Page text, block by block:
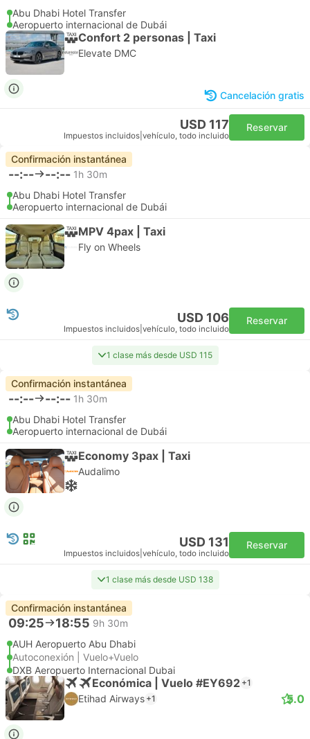
Abu Dhabi Hotel Transfer
Aeropuerto internacional de Dubái
Confort 2 personas | Taxi
Elevate DMC
Cancelación gratis
USD 117
Impuestos incluidos vehículo, todo incluido
Reservar
Confirmación instantánea
--:-- --:-- 1h 30m
Abu Dhabi Hotel Transfer
Aeropuerto internacional de Dubái
MPV 4pax | Taxi
Fly on Wheels
USD 106
Impuestos incluidos vehículo, todo incluido
Reservar
1 clase más desde USD 115
Confirmación instantánea
--:-- --:-- 1h 30m
Abu Dhabi Hotel Transfer
Aeropuerto internacional de Dubái
Economy 3pax | Taxi
Audalimo
USD 131
Impuestos incluidos vehículo, todo incluido
Reservar
1 clase más desde USD 138
Confirmación instantánea
09:25 18:55 9h 30m
AUH Aeropuerto Abu Dhabi
Autoconexión | Vuelo+Vuelo
DXB Aeropuerto Internacional Dubai
Económica | Vuelo #EY692 +1
Etihad Airways +1 5.0